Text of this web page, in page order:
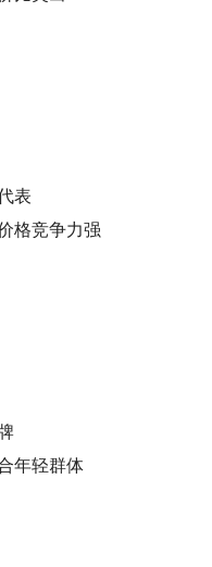
表
格竞争力强
年轻群体